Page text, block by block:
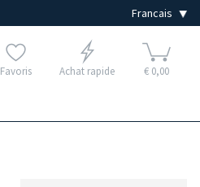
Favoris Achat rapide € 0,00